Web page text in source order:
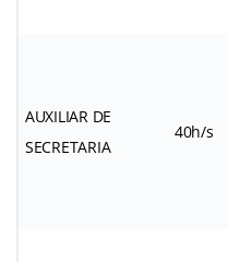
AUXILIAR DE
SECRETARIA
40h/s